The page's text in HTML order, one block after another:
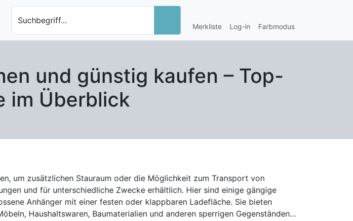
Merkliste Log-in Farbmodus
Suchbegriff...
und günstig kaufen – Top-
im Überblick
um zusätzlichen Stauraum oder die Möglichkeit zum Transport von
und für unterschiedliche Zwecke erhältlich. Hier sind einige gängige
Haushaltswaren, Baumaterialien und anderen sperrigen Gegenständen.